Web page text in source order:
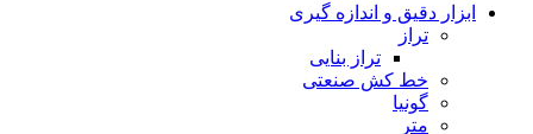
ابزار دقیق و اندازه گیری
تراز
تراز بنایی
خط کش صنعتی
گونیا
متر